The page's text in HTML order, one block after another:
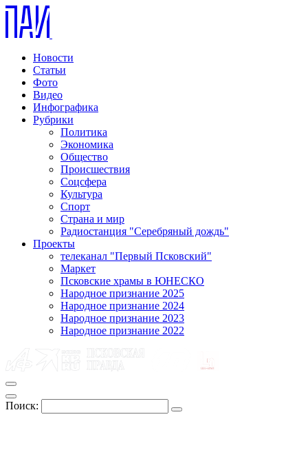
Новости
Статьи
Фото
Видео
Инфографика
Рубрики
Политика
Экономика
Общество
Происшествия
Соцсфера
Культура
Спорт
Страна и мир
Радиостанция "Серебряный дождь"
Проекты
телеканал "Первый Псковский"
Маркет
Псковские храмы в ЮНЕСКО
Народное признание 2025
Народное признание 2024
Народное признание 2023
Народное признание 2022
Поиск: